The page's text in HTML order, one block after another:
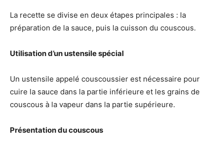
La recette se divise en deux étapes principales : la
préparation de la sauce, puis la cuisson du couscous.
Utilisation d’un ustensile spécial
Un ustensile appelé couscoussier est nécessaire pour
cuire la sauce dans la partie inférieure et les grains de
couscous à la vapeur dans la partie supérieure.
Présentation du couscous